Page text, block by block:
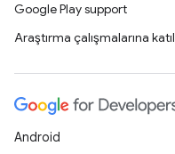
Google Play support
Araştırma çalışmalarına katıl
Android